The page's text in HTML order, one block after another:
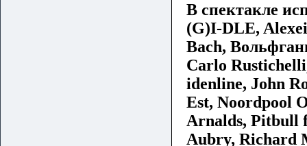
В спектакле
(G)I-DLE,
Bach,
Carlo
idenline, John
Est, Noordpool
Arnalds, Pitbull
Aubry, Richard